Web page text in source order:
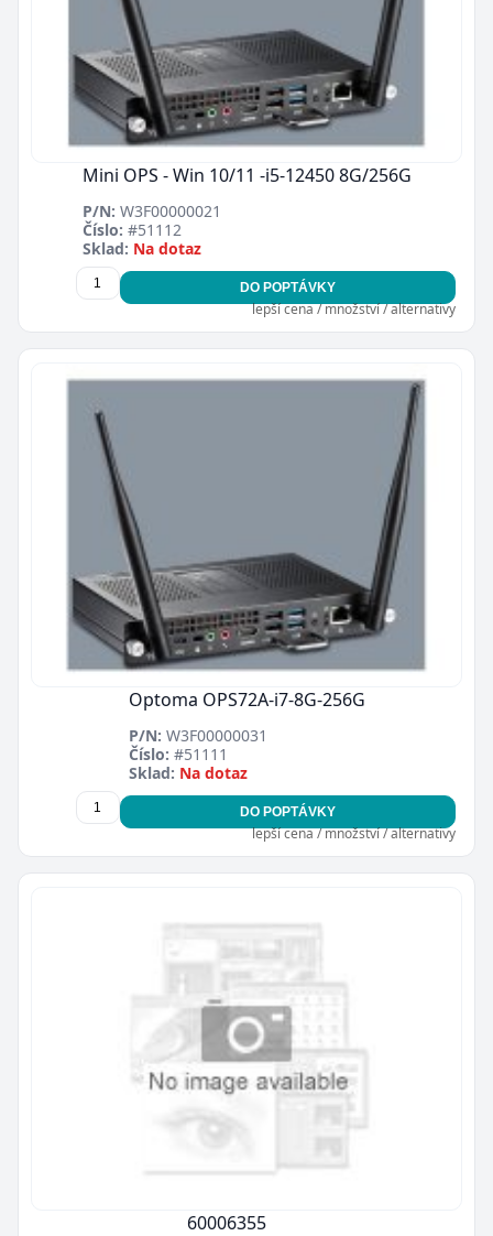
Mini OPS - Win 10/11 -i5-12450 8G/256G
P/N: W3F00000021
Číslo: #51112
Sklad: Na dotaz
DO POPTÁVKY
lepší cena / množství / alternativy
Optoma OPS72A-i7-8G-256G
P/N: W3F00000031
Číslo: #51111
Sklad: Na dotaz
DO POPTÁVKY
lepší cena / množství / alternativy
60006355